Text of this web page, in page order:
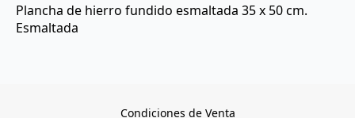
Plancha de hierro fundido esmaltada 35 x 50 cm.
Esmaltada
Condiciones de Venta